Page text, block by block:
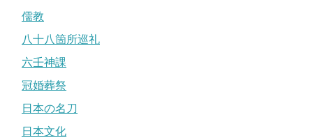
儒教
八十八箇所巡礼
六壬神課
冠婚葬祭
日本の名刀
日本文化